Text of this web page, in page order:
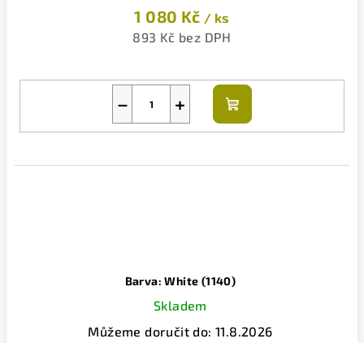
1 080 Kč / ks
893 Kč bez DPH
+
−
Do
košíku
Barva: White (1140)
Skladem
Můžeme doručit do: 11.8.2026